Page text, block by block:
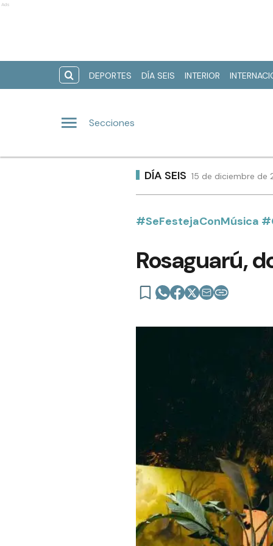
Ads
DEPORTES DÍA SEIS INTERIOR
Secciones
DÍA SEIS 15 de diciembre de
#SeFestejaConMúsica
Rosaguarú,